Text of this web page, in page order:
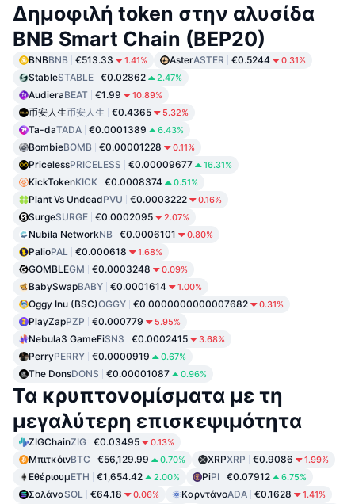
Δημοφιλή token στην αλυσίδα
BNB Smart Chain (BEP20)
BNBBNB €513.33 1.41% AsterASTER €0.5244 0.31%
StableSTABLE €0.02862 2.47%
AudieraBEAT €1.99 10.89%
币安人生币安人生 €0.4365 5.32%
Ta-daTADA €0.0001389 6.43%
BombieBOMB €0.00001228 0.11%
PricelessPRICELESS €0.00009677 16.31%
KickTokenKICK €0.0008374 0.51%
Plant Vs UndeadPVU €0.0003222 0.16%
SurgeSURGE €0.0002095 2.07%
Nubila NetworkNB €0.0006101 0.80%
PalioPAL €0.000618 1.68%
GOMBLEGM €0.0003248 0.09%
BabySwapBABY €0.0001614 1.00%
Oggy Inu (BSC)OGGY €0.0000000000007682 0.31%
PlayZapPZP €0.000779 5.95%
Nebula3 GameFiSN3 €0.0002415 3.68%
PerryPERRY €0.0000919 0.67%
The DonsDONS €0.00001087 0.96%
Τα κρυπτονομίσματα με τη
μεγαλύτερη επισκεψιμότητα
ZIGChainZIG €0.03495 0.13%
ΜπιτκόινBTC €56,129.99 0.70% XRPXRP €0.9086 1.99%
ΕθέριουμETH €1,654.42 2.00% PiPI €0.07912 6.75%
ΣολάναSOL €64.18 0.06% ΚαρντάνοADA €0.1628 1.41%